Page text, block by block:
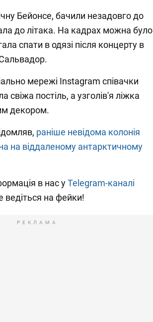
Бейонсе, бачили незадовго до
до літака. На кадрах можна було
спати в одязі після концерту в
мережі Instagram співачки
свіжа постіль, а узголів'я ліжка
декором.
раніше невідома колонія
на віддаленому антарктичному
в нас уTelegram-каналі
ведіться на фейки!
РЕКЛАМА